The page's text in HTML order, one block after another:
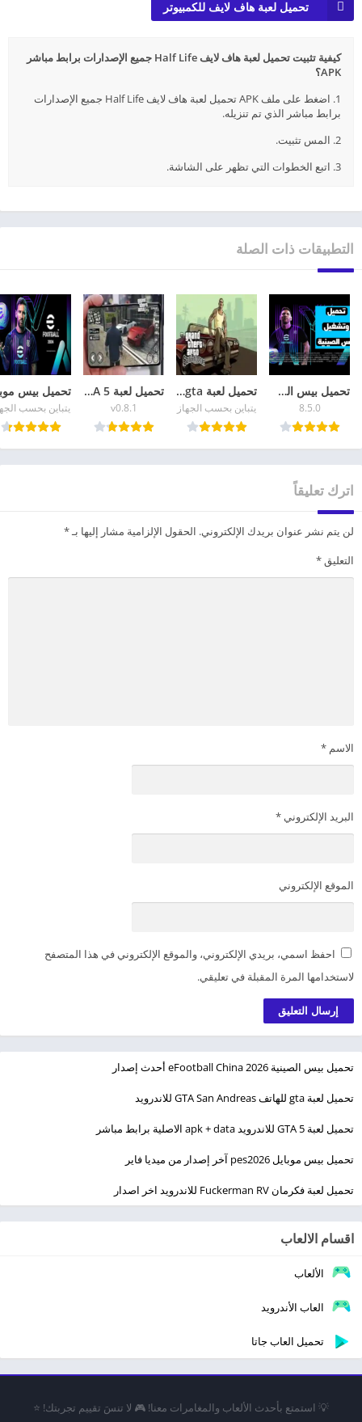
تحميل لعبة هاف لايف للكمبيوتر
كيفية تثبيت تحميل لعبة هاف لايف Half Life جميع الإصدارات برابط مباشر
APK؟
1. اضغط على ملف APK تحميل لعبة هاف لايف Half Life جميع الإصدارات
برابط مباشر الذي تم تنزيله.
2. المس تثبيت.
3. اتبع الخطوات التي تظهر على الشاشة.
التطبيقات ذات الصلة
تحميل بيس الصينية eFootball China 2026 أحدث إصدار
8.5.0
تحميل لعبة gta للهاتف GTA San Andreas للاندرويد
يتباين بحسب الجهاز
تحميل لعبة GTA 5 للاندرويد apk + data الاصلية برابط مباشر
v0.8.1 يتباين بحسب
اترك تعليقاً
لن يتم نشر عنوان بريدك الإلكتروني. الحقول الإلزامية مشار إليها بـ*
التعليق *
الاسم *
البريد الإلكتروني *
الموقع الإلكتروني
احفظ اسمي، بريدي الإلكتروني، والموقع الإلكتروني في هذا المتصفح
لاستخدامها المرة المقبلة في تعليقي.
تحميل بيس الصينية eFootball China 2026 أحدث إصدار
تحميل لعبة gta للهاتف GTA San Andreas للاندرويد
تحميل لعبة GTA 5 للاندرويد apk + data الاصلية برابط مباشر
تحميل بيس موبايل pes2026 آخر إصدار من ميديا فاير
تحميل لعبة فكرمان Fuckerman RV للاندرويد اخر اصدار
اقسام الالعاب
الألعاب
العاب الأندرويد
تحميل العاب جاتا
💡 استمتع بأحدث الألعاب والمغامرات معنا! 🎮 لا تنسَ تقييم تجربتك! ⭐